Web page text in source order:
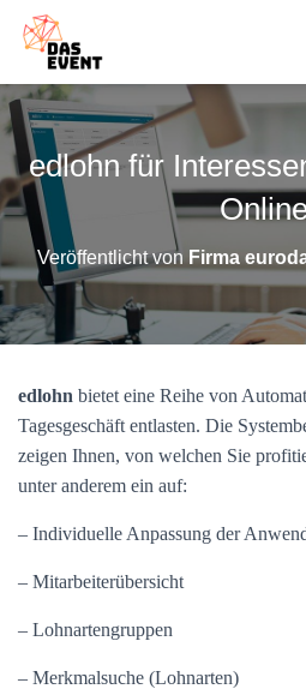
edlohn für
Veröffentlicht von Firma
edlohn bietet eine Reihe von
Tagesgeschäft entlasten. Die
zeigen Ihnen, von welchen Sie
unter anderem ein auf:
– Individuelle Anpassung der
– Mitarbeiterübersicht
– Lohnartengruppen
– Merkmalsuche (Lohnarten)